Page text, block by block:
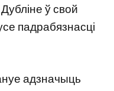
ў свой
падрабязнасці
адзначыць